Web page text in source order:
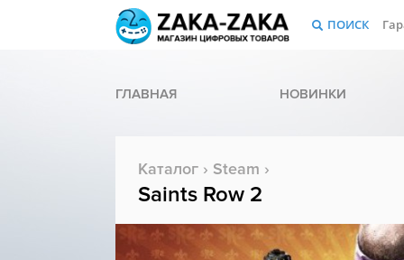
ПОИСК
ГЛАВНАЯ НОВИНКИ
Каталог › Steam ›
Saints Row 2